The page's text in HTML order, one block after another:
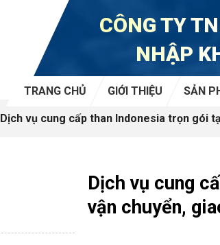
CÔNG TY
NHẬP
TRANG CHỦ GIỚI THIỆU SẢN
Dịch vụ cung cấp than Indonesia trọn gói
Dịch vụ cung
vận chuyển,